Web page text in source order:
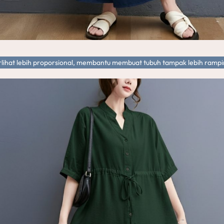
lebih proporsional, membantu membuat tubuh tampak lebih